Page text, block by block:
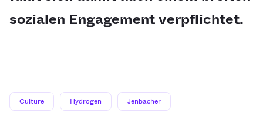
sozialen Engagement verpflichtet.